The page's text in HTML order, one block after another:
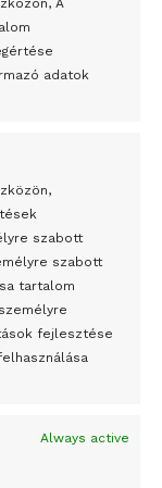
A
adatok
szabott
szabott
tartalom
fejlesztése
Always active
Bahmutnál
elégették.
örökségét